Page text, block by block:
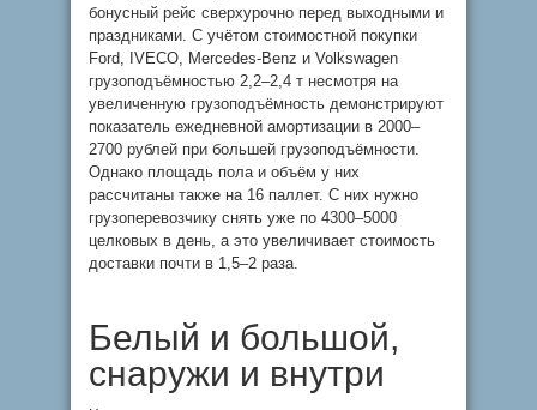
бонусный рейс сверхурочно перед выходными и
праздниками. С учётом стоимостной покупки
Ford, IVECO, Mercedes-Benz и Volkswagen
грузоподъёмностью 2,2–2,4 т несмотря на
увеличенную грузоподъёмность демонстрируют
показатель ежедневной амортизации в 2000–
2700 рублей при большей грузоподъёмности.
Однако площадь пола и объём у них
рассчитаны также на 16 паллет. С них нужно
грузоперевозчику снять уже по 4300–5000
целковых в день, а это увеличивает стоимость
доставки почти в 1,5–2 раза.
Белый и большой,
снаружи и внутри